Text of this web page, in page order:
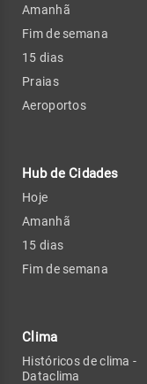
Amanhã
Fim de semana
15 dias
Praias
Aeroportos
Hub de Cidades
Hoje
Amanhã
15 dias
Fim de semana
Clima
Históricos de clima -
Dataclima